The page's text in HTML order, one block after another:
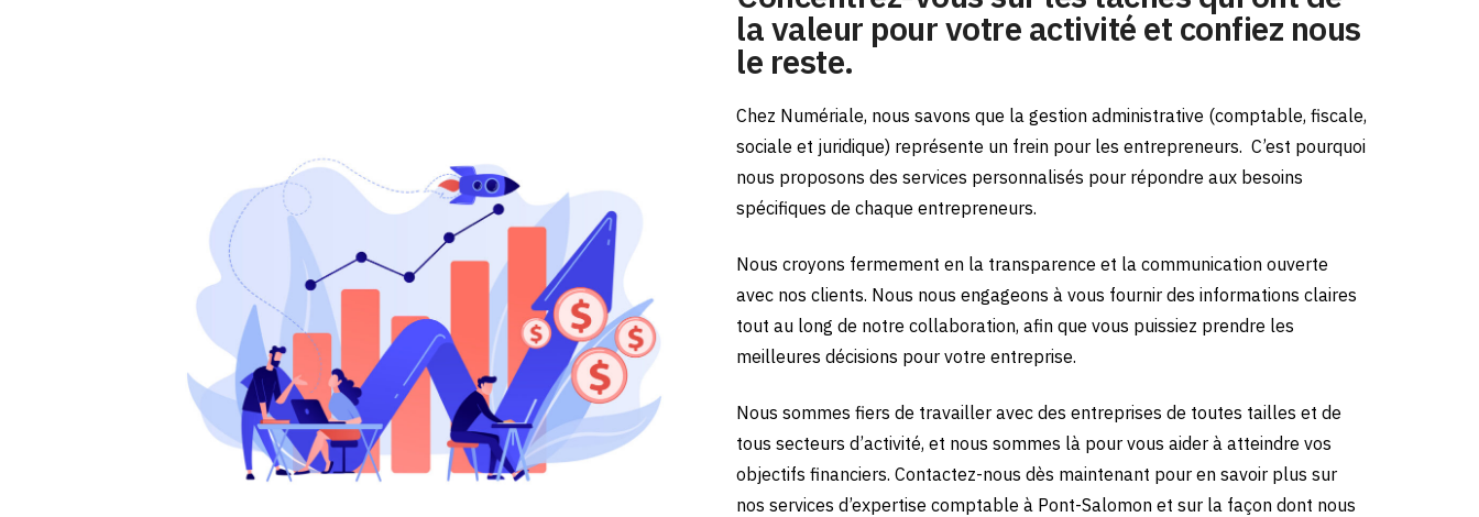
la valeur pour votre activité et confiez nous
le reste.
Chez Numériale, nous savons que la gestion administrative (comptable, fiscale,
sociale et juridique) représente un frein pour les entrepreneurs. C’est pourquoi
nous proposons des services personnalisés pour répondre aux besoins
spécifiques de chaque entrepreneurs.
Nous croyons fermement en la transparence et la communication ouverte
avec nos clients. Nous nous engageons à vous fournir des informations claires
tout au long de notre collaboration, afin que vous puissiez prendre les
meilleures décisions pour votre entreprise.
Nous sommes fiers de travailler avec des entreprises de toutes tailles et de
tous secteurs d’activité, et nous sommes là pour vous aider à atteindre vos
objectifs financiers. Contactez-nous dès maintenant pour en savoir plus sur
nos services d’expertise comptable à Pont-Salomon et sur la façon dont nous